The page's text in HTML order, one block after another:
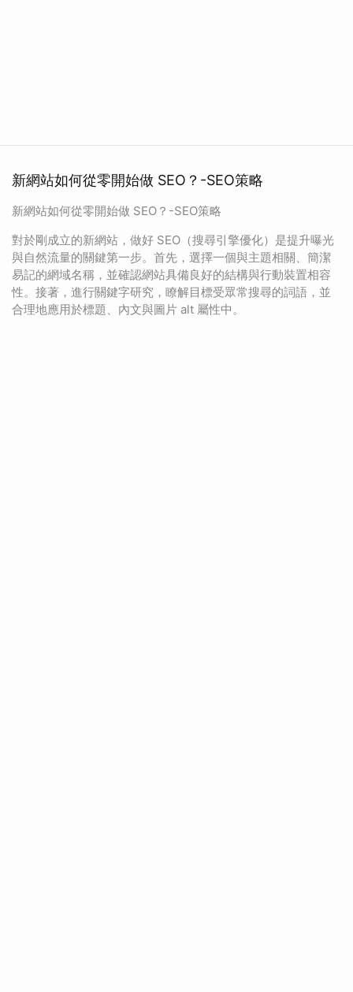
新網站如何從零開始做 SEO？-SEO策略
新網站如何從零開始做 SEO？-SEO策略
對於剛成立的新網站，做好 SEO（搜尋引擎優化）是提升曝光
與自然流量的關鍵第一步。首先，選擇一個與主題相關、簡潔
易記的網域名稱，並確認網站具備良好的結構與行動裝置相容
性。接著，進行關鍵字研究，瞭解目標受眾常搜尋的詞語，並
合理地應用於標題、內文與圖片 alt 屬性中。